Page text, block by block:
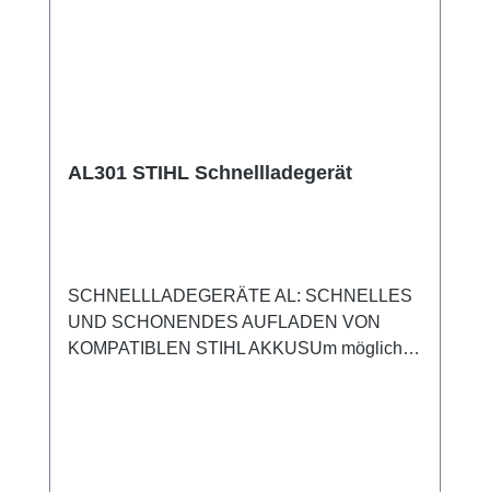
AL301 STIHL Schnellladegerät
SCHNELLLADEGERÄTE AL: SCHNELLES
UND SCHONENDES AUFLADEN VON
KOMPATIBLEN STIHL AKKUSUm möglichst